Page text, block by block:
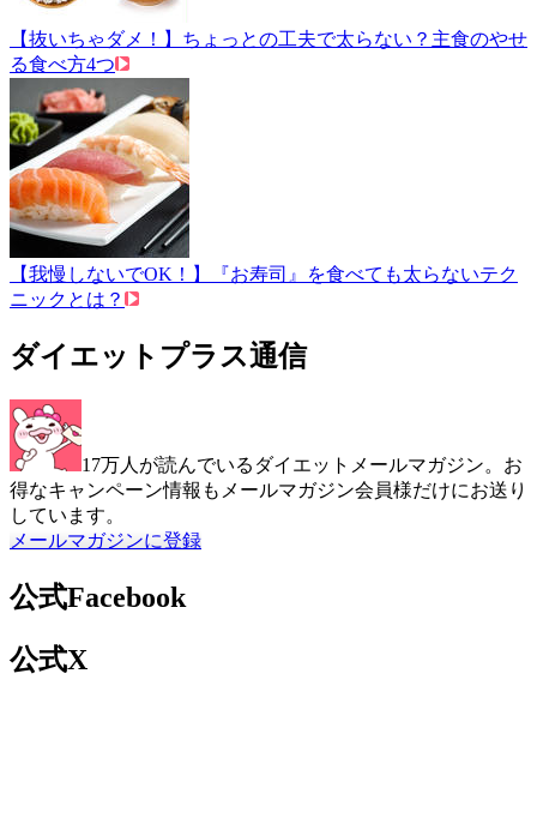
【抜いちゃダメ！】ちょっとの工夫で太らない？主食のやせ
る食べ方4つ
【我慢しないでOK！】『お寿司』を食べても太らないテク
ニックとは？
ダイエットプラス通信
17万人が読んでいるダイエットメールマガジン。お
得なキャンペーン情報もメールマガジン会員様だけにお送り
しています。
メールマガジンに登録
公式Facebook
公式X